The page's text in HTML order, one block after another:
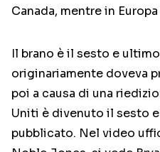
Canada, mentre in
Il brano è il sesto e
originariamente doveva
poi a causa di una
Uniti è divenuto il sesto
pubblicato. Nel video